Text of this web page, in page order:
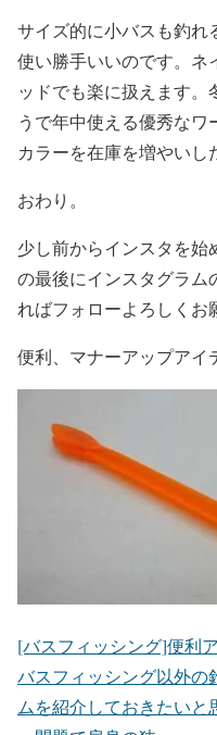
サイズ的に小バスも釣れ
使い勝手いいのです。ネ
ッドでも楽に扱えます
うで年中使える優秀な
カラーを在庫を増やいし
おわり。
少し前からインスタを
の最後にインスタグラム
ればフォローよろしくお
便利、マナーアップアイ
[バスフィッシング]便利
バスフィッシング以外の
ムを紹介しておきたい